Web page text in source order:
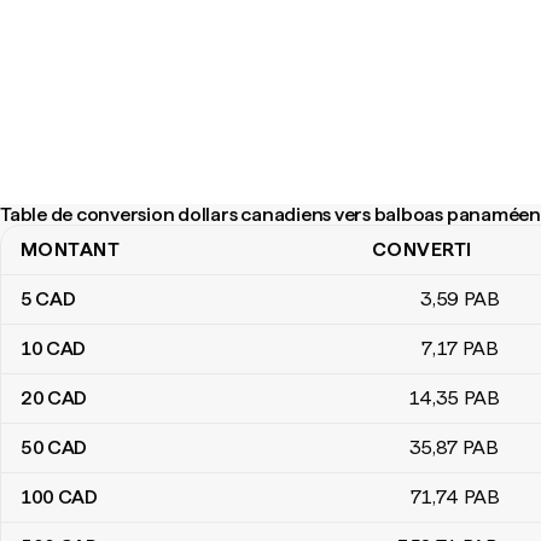
Table de conversion dollars canadiens vers balboas
Table de conversion dollars canadiens vers balboas panaméens
MONTANT CONVERTI
5 CAD 3,59 PAB
10 CAD 7,17 PAB
20 CAD 14,35 PAB
50 CAD 35,87 PAB
100 CAD 71,74 PAB